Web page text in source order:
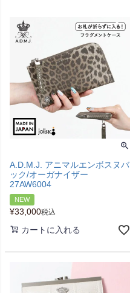
A.D.M.J. アニマルエンボスヌバ
ック/オーガナイザー
27AW6004
NEW
¥33,000税込
カートに入れる